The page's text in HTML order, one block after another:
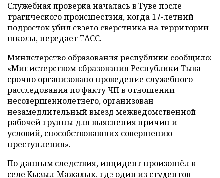
Служебная проверка началась в Туве после
трагического происшествия, когда 17-летний
подросток убил своего сверстника на территории
школы, передаетТАСС.
Министерство образования республики сообщило:
«Министерством образования Республики Тыва
срочно организовано проведение служебного
расследования по факту ЧП в отношении
несовершеннолетнего, организован
незамедлительный выезд межведомственной
рабочей группы для выяснения причин и
условий, способствовавших совершению
преступления».
По данным следствия, инцидент произошёл в
селе Кызыл-Мажалык, где один из студентов